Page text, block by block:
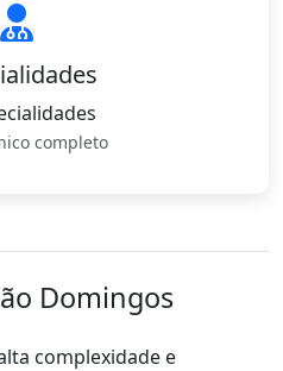
completo
Domingos
complexidade e